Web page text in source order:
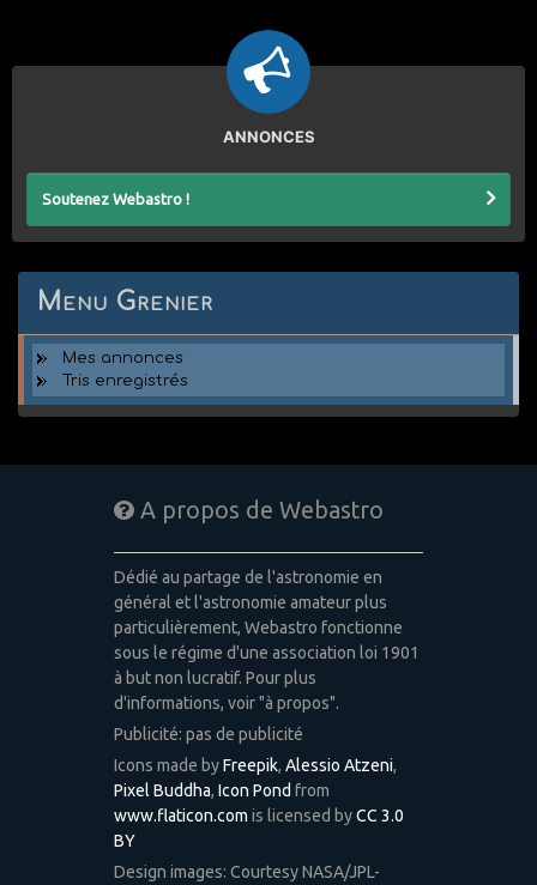
ANNONCES
Soutenez Webastro !
Menu Grenier
Mes annonces
Tris enregistrés
A propos de Webastro
Dédié au partage de l'astronomie en
général et l'astronomie amateur plus
particulièrement, Webastro fonctionne
sous le régime d'une association loi 1901
à but non lucratif. Pour plus
d'informations, voir "à propos".
Publicité: pas de publicité
Icons made byFreepik, Alessio Atzeni,
Pixel Buddha, Icon Pond from
www.flaticon.com is licensed byCC 3.0
BY
Design images: Courtesy NASA/JPL-